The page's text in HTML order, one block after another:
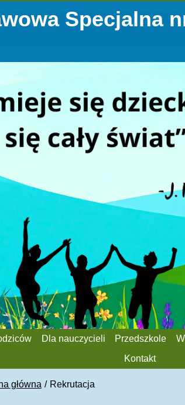
Specjalna
Dla nauczycieli Przedszkole
Kontakt
główna Rekrutacja